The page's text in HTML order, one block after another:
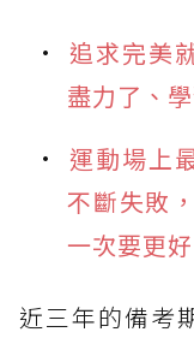
追求完美
盡力了、
運動場上
不斷失敗
一次要更好
近三年的備考